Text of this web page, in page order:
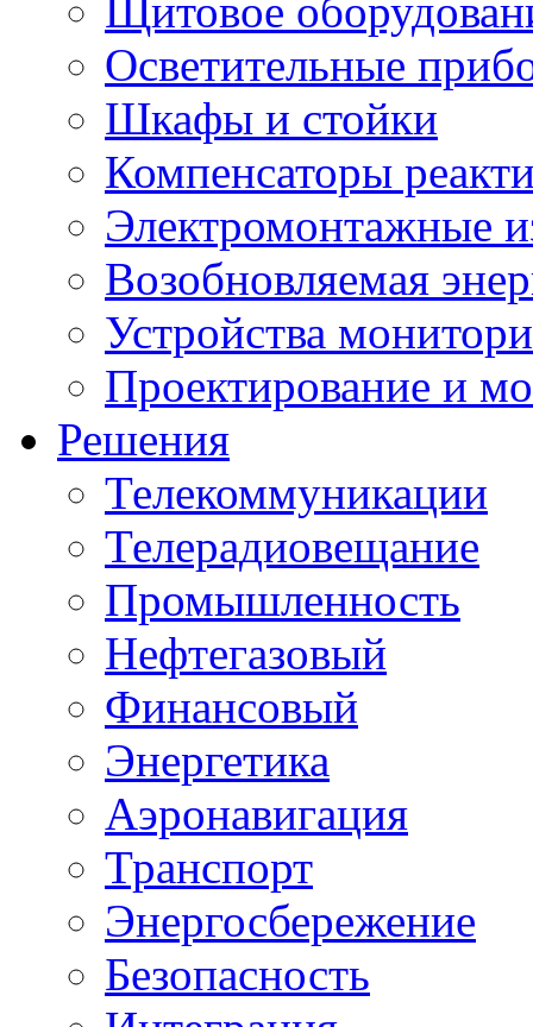
Щитовое
Осветительные
Шкафы и стойки
Компенсаторы
Электромонтажные
Возобновляемая
Устройства
Проектирование и
Решения
Телекоммуникации
Телерадиовещание
Промышленность
Нефтегазовый
Финансовый
Энергетика
Аэронавигация
Транспорт
Энергосбережение
Безопасность